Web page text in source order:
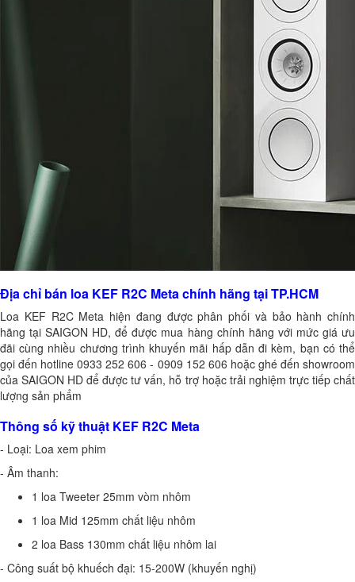
Địa chỉ bán loa KEF R2C Meta chính hãng tại TP.HCM
Loa KEF R2C Meta hiện đang được phân phối và bảo hành chính
hãng tại SAIGON HD, để được mua hàng chính hãng với mức giá ưu
đãi cùng nhiều chương trình khuyến mãi hấp dẫn đi kèm, bạn có thể
gọi đến hotline 0933 252 606 - 0909 152 606 hoặc ghé đến showroom
của SAIGON HD để được tư vấn, hỗ trợ hoặc trải nghiệm trực tiếp chất
lượng sản phẩm
Thông số kỹ thuật KEF R2C Meta
- Loại: Loa xem phim
- Âm thanh:
1 loa Tweeter 25mm vòm nhôm
1 loa Mid 125mm chất liệu nhôm
2 loa Bass 130mm chất liệu nhôm lai
- Công suất bộ khuếch đại: 15-200W (khuyến nghị)